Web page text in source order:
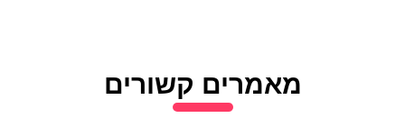
מאמרים קשורים